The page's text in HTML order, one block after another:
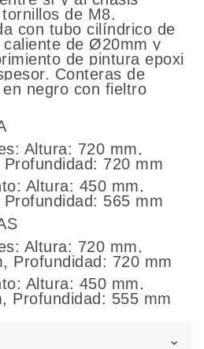
de M8.
con tubo cilíndrico de
de Ø20mm y
de pintura epoxi
Conteras de
negro con fieltro
Altura: 720 mm,
720 mm
Altura: 450 mm,
565 mm
Altura: 720 mm,
Profundidad: 720 mm
Altura: 450 mm,
Profundidad: 555 mm